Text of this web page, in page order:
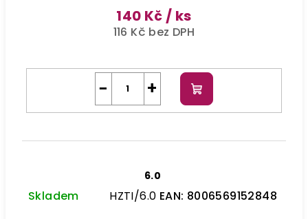
140 Kč / ks
116 Kč bez DPH
+
− Do
košíku
6.0
Skladem HZTI/6.0 EAN: 8006569152848